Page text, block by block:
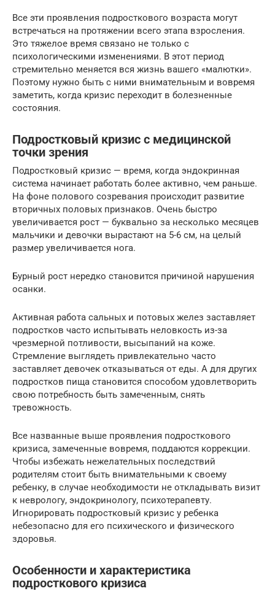
Все эти проявления подросткового возраста могут
встречаться на протяжении всего этапа взросления.
Это тяжелое время связано не только с
психологическими изменениями. В этот период
стремительно меняется вся жизнь вашего «малютки».
Поэтому нужно быть с ними внимательным и вовремя
заметить, когда кризис переходит в болезненные
состояния.
Подростковый кризис с медицинской
точки зрения
Подростковый кризис — время, когда эндокринная
система начинает работать более активно, чем раньше.
На фоне полового созревания происходит развитие
вторичных половых признаков. Очень быстро
увеличивается рост — буквально за несколько месяцев
мальчики и девочки вырастают на 5-6 см, на целый
размер увеличивается нога.
Бурный рост нередко становится причиной нарушения
осанки.
Активная работа сальных и потовых желез заставляет
подростков часто испытывать неловкость из-за
чрезмерной потливости, высыпаний на коже.
Стремление выглядеть привлекательно часто
заставляет девочек отказываться от еды. А для других
подростков пища становится способом удовлетворить
свою потребность быть замеченным, снять
тревожность.
Все названные выше проявления подросткового
кризиса, замеченные вовремя, поддаются коррекции.
Чтобы избежать нежелательных последствий
родителям стоит быть внимательными к своему
ребенку, в случае необходимости не откладывать визит
к неврологу, эндокринологу, психотерапевту.
Игнорировать подростковый кризис у ребенка
небезопасно для его психического и физического
здоровья.
Особенности и характеристика
подросткового кризиса